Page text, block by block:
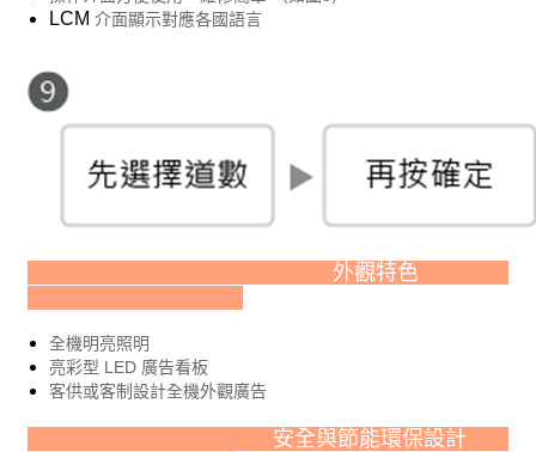
LCM 介面顯示對應各國語言
外觀特色
全機明亮照明
亮彩型 LED 廣告看板
客供或客制設計全機外觀廣告
安全與節能環保設計